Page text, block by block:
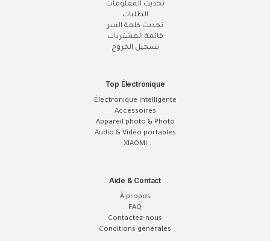
تحديث المعلومات
الطلبات
تحديث كلمة السر
قائمة المشتريات
تسجيل الخروج
Top Électronique
Électronique intelligente
Accessoires
Appareil photo & Photo
Audio & Vidéo portables
XIAOMI
Aide & Contact
À propos
FAQ
Contactez-nous
Conditions générales